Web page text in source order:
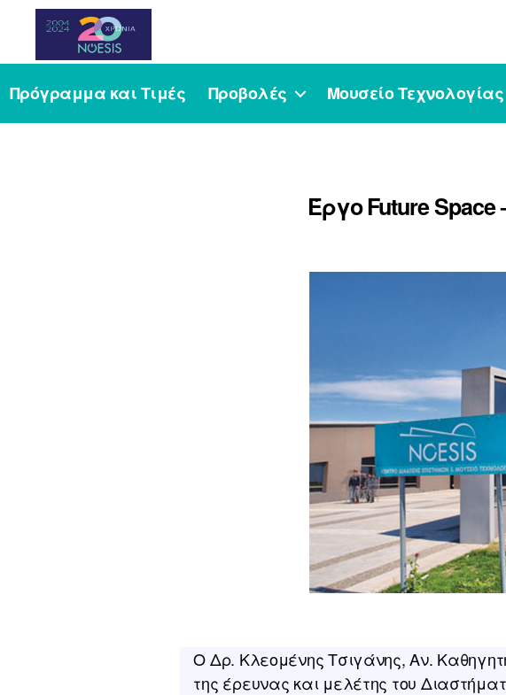
Noesis
Πρόγραμμα και Τιμές
Προβολές Μουσείο Τεχνολογίας
Έργο Future
Ο Δρ. Κλεομένης Τσιγάνης, Αν.
της έρευνας και μελέτης του